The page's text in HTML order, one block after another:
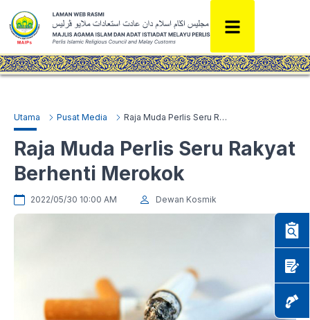
Utama Pusat Media Raja Muda Perlis Seru Rakyat Berhenti Merokok
Raja Muda Perlis Seru Rakyat
Berhenti Merokok
2022/05/30 10:00 AM Dewan Kosmik